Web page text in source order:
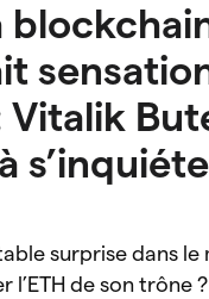
Vitalik
surprise dans
l’ETH de son trône